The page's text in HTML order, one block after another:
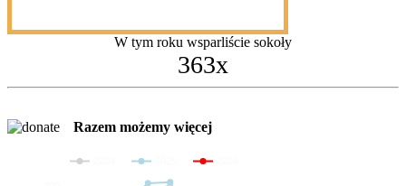
W tym roku wsparliście sokoły
363x
Razem możemy więcej